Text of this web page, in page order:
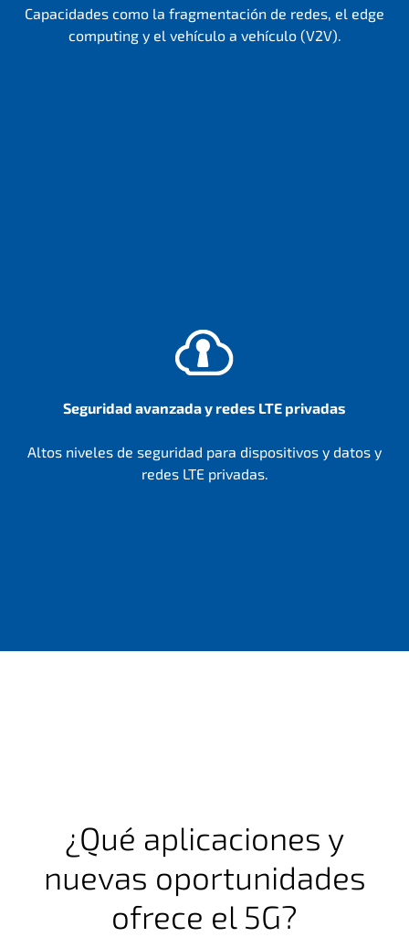
Capacidades como la fragmentación de redes, el edge
computing y el vehículo a vehículo (V2V).
Seguridad avanzada y redes LTE privadas
Altos niveles de seguridad para dispositivos y datos y
redes LTE privadas.
¿Qué aplicaciones y
nuevas oportunidades
ofrece el 5G?